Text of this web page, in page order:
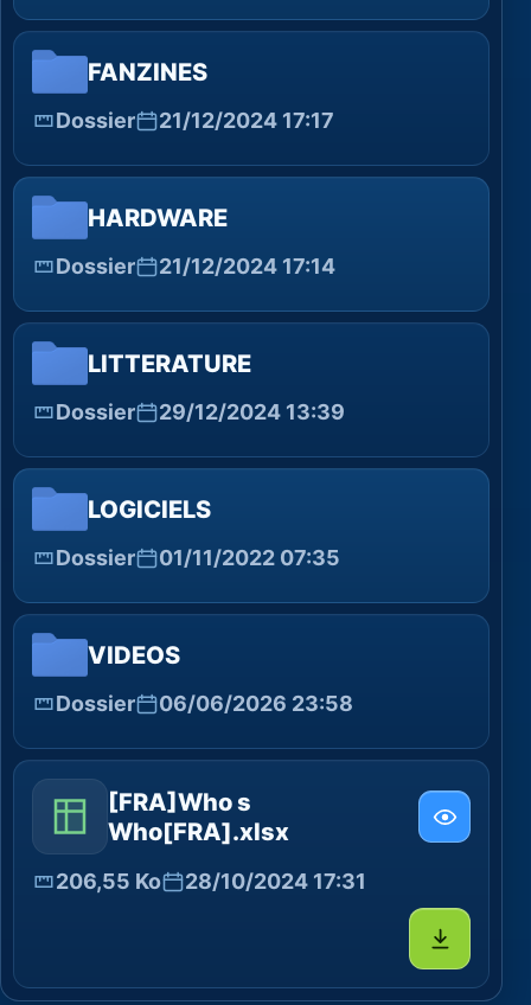
FANZINES
Dossier 21/12/2024 17:17
HARDWARE
Dossier 21/12/2024 17:14
LITTERATURE
Dossier 29/12/2024 13:39
LOGICIELS
Dossier 01/11/2022 07:35
VIDEOS
Dossier 06/06/2026 23:58
[FRA]Who s
Who[FRA].xlsx
206,55 Ko 28/10/2024 17:31